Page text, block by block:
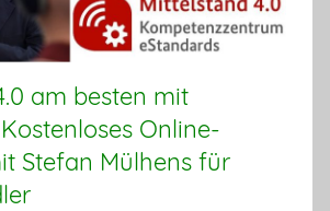
am besten mit
Kostenloses Online-
Stefan Mülhens für